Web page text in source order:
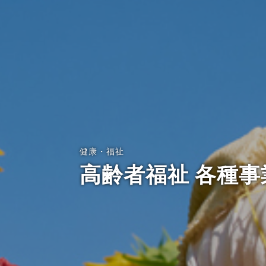
健康・福祉
高齢者福祉 各種事